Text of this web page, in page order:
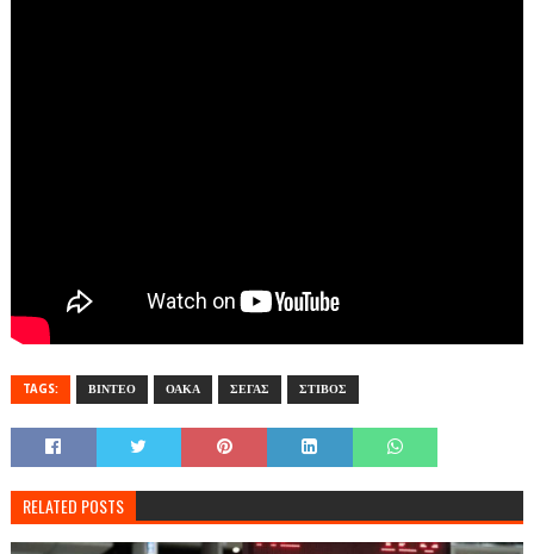
TAGS: ΒΙΝΤΕΟ ΟΑΚΑ ΣΕΓΑΣ ΣΤΙΒΟΣ
RELATED POSTS